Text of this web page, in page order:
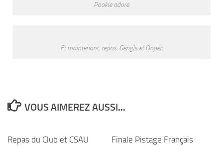
Pookie adore.
Et maintenant, repos. Gengis et Ooper.
VOUS AIMEREZ AUSSI...
Repas du Club et CSAU
Finale Pistage Français